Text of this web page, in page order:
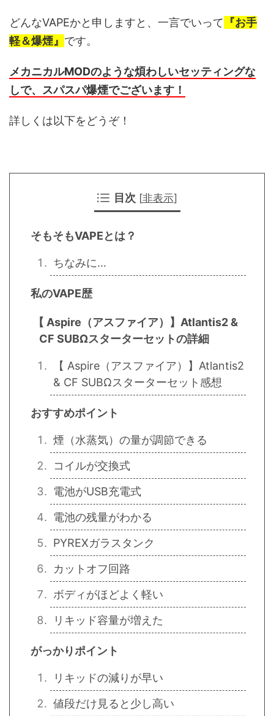
どんなVAPEかと申しますと、一言でいって 『お手
軽＆爆煙』 です。
メカニカルMODのような煩わしいセッティングな
しで、スパスパ爆煙でございます！
詳しくは以下をどうぞ！
目次 [非表示]
そもそもVAPEとは？
ちなみに…
私のVAPE歴
【 Aspire（アスファイア）】Atlantis2 &
CF SUBΩスターターセットの詳細
【 Aspire（アスファイア）】Atlantis2
& CF SUBΩスターターセット感想
おすすめポイント
煙（水蒸気）の量が調節できる
コイルが交換式
電池がUSB充電式
電池の残量がわかる
PYREXガラスタンク
カットオフ回路
ボディがほどよく軽い
リキッド容量が増えた
がっかりポイント
リキッドの減りが早い
値段だけ見ると少し高い